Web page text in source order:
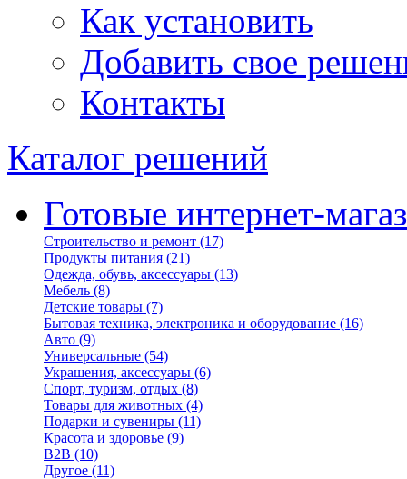
Как установить
Добавить свое
Контакты
Каталог решений
Готовые интернет-
Строительство и ремонт (17)
Продукты питания (21)
Одежда, обувь, аксессуары (13)
Мебель (8)
Детские товары (7)
Бытовая техника, электроника и оборудование (16)
Авто (9)
Универсальные (54)
Украшения, аксессуары (6)
Спорт, туризм, отдых (8)
Товары для животных (4)
Подарки и сувениры (11)
Красота и здоровье (9)
B2B (10)
Другое (11)